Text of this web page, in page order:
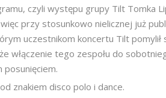
czyli występu grupy Tilt Tomka
przy stosunkowo nielicznej już
uczestnikom koncertu Tilt pomylił
włączenie tego zespołu do
posunięciem.
znakiem disco polo i dance.